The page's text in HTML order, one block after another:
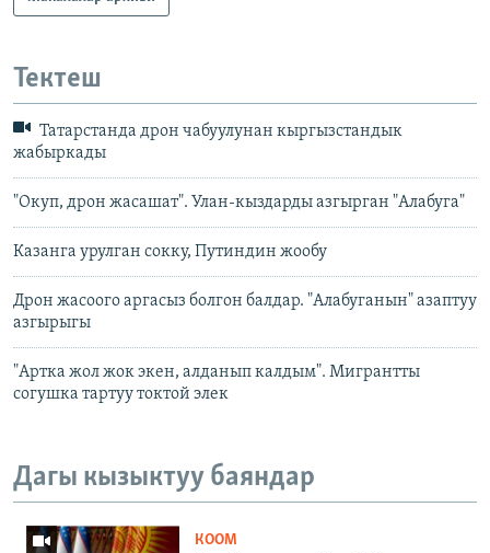
Тектеш
Татарстандa дрон чабуулунан кыргызстандык
жабыркады
"Окуп, дрон жасашат". Улан-кыздарды азгырган "Алабуга"
Казанга урулган сокку, Путиндин жообу
Дрон жасоого аргасыз болгон балдар. "Алабуганын" азаптуу
азгырыгы
"Артка жол жок экен, алданып калдым". Мигрантты
согушка тартуу токтой элек
Дагы кызыктуу баяндар
КООМ